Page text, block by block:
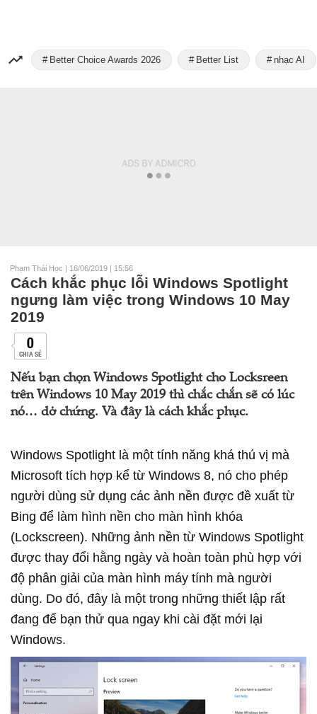
Better Choice Awards 2026 Better List nhạc AI
Phạm Thái Học | 16/06/2019 | 15:56
Cách khắc phục lỗi Windows Spotlight
ngưng làm việc trong Windows 10 May
2019
0
CHIA SẺ
Nếu bạn chọn Windows Spotlight cho Locksreen
trên Windows 10 May 2019 thì chắc chắn sẽ có lúc
nó… dở chứng. Và đây là cách khắc phục.
Windows Spotlight là một tính năng khá thú vị mà
Microsoft tích hợp kể từ Windows 8, nó cho phép
người dùng sử dụng các ảnh nền được đề xuất từ
Bing để làm hình nền cho màn hình khóa
(Lockscreen). Những ảnh nền từ Windows Spotlight
được thay đổi hằng ngày và hoàn toàn phù hợp với
độ phân giải của màn hình máy tính mà người
dùng. Do đó, đây là một trong những thiết lập rất
đang để bạn thử qua ngay khi cài đặt mới lại
Windows.